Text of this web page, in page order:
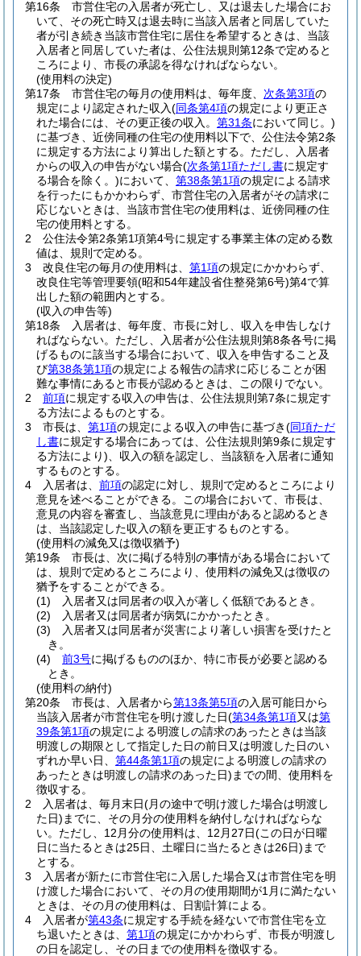
第16条
市営住宅の入居者が死亡し、又は退去した場合にお
いて、その死亡時又は退去時に当該入居者と同居していた
者が引き続き当該市営住宅に居住を希望するときは、当該
入居者と同居していた者は、公住法規則第12条で定めると
ころにより、市長の承認を得なければならない。
(使用料の決定)
第17条
市営住宅の毎月の使用料は、毎年度、 次条第3項の
規定により認定された収入(同条第4項の規定により更正さ
れた場合には、その更正後の収入。 第31条において同じ。)
に基づき、近傍同種の住宅の使用料以下で、公住法令第2条
に規定する方法により算出した額とする。 ただし、入居者
からの収入の申告がない場合(次条第1項ただし書に規定す
る場合を除く。)において、 第38条第1項の規定による請求
を行ったにもかかわらず、市営住宅の入居者がその請求に
応じないときは、当該市営住宅の使用料は、近傍同種の住
宅の使用料とする。
2
公住法令第2条第1項第4号に規定する事業主体の定める数
値は、規則で定める。
3
改良住宅の毎月の使用料は、 第1項の規定にかかわらず、
改良住宅等管理要領(昭和54年建設省住整発第6号)第4で算
出した額の範囲内とする。
(収入の申告等)
第18条
入居者は、毎年度、市長に対し、収入を申告しなけ
ればならない。 ただし、入居者が公住法規則第8条各号に掲
げるものに該当する場合において、収入を申告すること及
び第38条第1項の規定による報告の請求に応じることが困
難な事情にあると市長が認めるときは、この限りでない。
2
前項に規定する収入の申告は、公住法規則第7条に規定す
る方法によるものとする。
3
市長は、 第1項の規定による収入の申告に基づき(同項ただ
し書に規定する場合にあっては、公住法規則第9条に規定す
る方法により) 、収入の額を認定し、当該額を入居者に通知
するものとする。
4
入居者は、 前項の認定に対し、規則で定めるところにより
意見を述べることができる。
この場合において、市長は、
意見の内容を審査し、当該意見に理由があると認めるとき
は、当該認定した収入の額を更正するものとする。
(使用料の減免又は徴収猶予)
第19条
市長は、次に掲げる特別の事情がある場合において
は、規則で定めるところにより、使用料の減免又は徴収の
猶予をすることができる。
(1)
入居者又は同居者の収入が著しく低額であるとき。
(2)
入居者又は同居者が病気にかかったとき。
(3)
入居者又は同居者が災害により著しい損害を受けたと
き。
(4)
前3号に掲げるもののほか、特に市長が必要と認める
とき。
(使用料の納付)
第20条
市長は、入居者から第13条第5項の入居可能日から
当該入居者が市営住宅を明け渡した日(第34条第1項又は第
39条第1項の規定による明渡しの請求のあったときは当該
明渡しの期限として指定した日の前日又は明渡した日のい
ずれか早い日、 第44条第1項の規定による明渡しの請求の
あったときは明渡しの請求のあった日) までの間、使用料を
徴収する。
2
入居者は、毎月末日(月の途中で明け渡した場合は明渡し
た日) までに、その月分の使用料を納付しなければならな
い。 ただし、12月分の使用料は、12月27日(この日が日曜
日に当たるときは25日、土曜日に当たるときは26日) まで
とする。
3
入居者が新たに市営住宅に入居した場合又は市営住宅を明
け渡した場合において、その月の使用期間が1月に満たない
ときは、その月の使用料は、日割計算による。
4
入居者が第43条に規定する手続を経ないで市営住宅を立
ち退いたときは、 第1項の規定にかかわらず、市長が明渡し
の日を認定し、その日までの使用料を徴収する。